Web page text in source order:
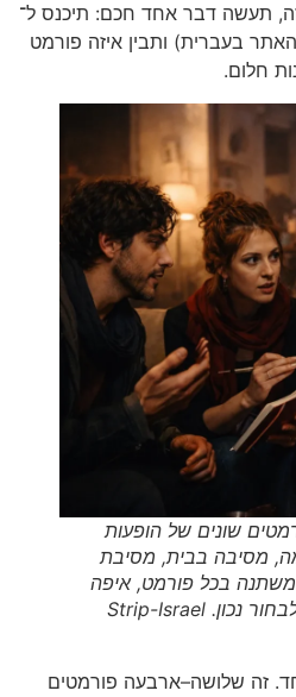
תעשה דבר אחד חכם: תיכנס ל־
בעברית) ותבין איזה פורמט
חלום.
שונים של הופעות
מסיבה בבית, מסיבת
בכל פורמט, איפה
נולדות פאדיחות, ואיך לבחור נכון. Strip-Israel
זה שלושה–ארבעה פורמטים